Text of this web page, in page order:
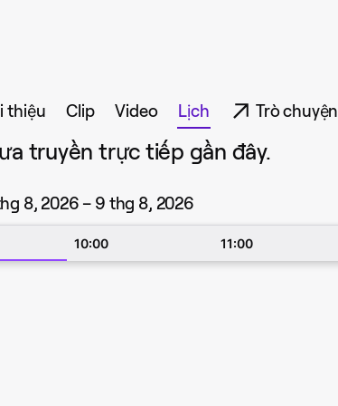
thiệu Clip Video Lịch Trò chuyện
truyền trực tiếp gần đây.
8, 2026 – 9 thg 8, 2026
10:00 11:00